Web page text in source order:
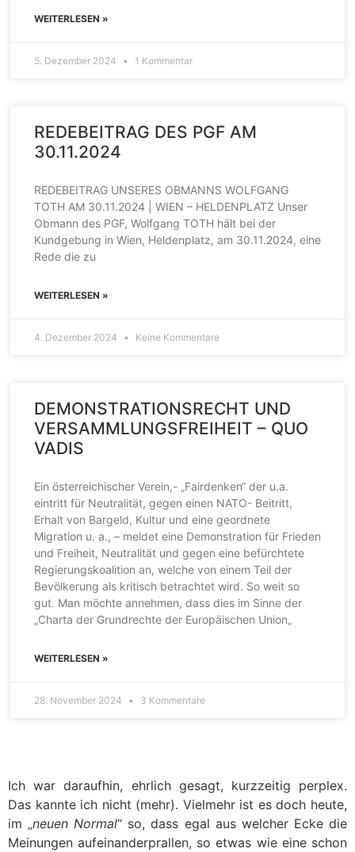
WEITERLESEN »
5. Dezember 2024 1 Kommentar
REDEBEITRAG DES PGF AM
30.11.2024
REDEBEITRAG UNSERES OBMANNS WOLFGANG
TOTH AM 30.11.2024 | WIEN – HELDENPLATZ Unser
Obmann des PGF, Wolfgang TOTH hält bei der
Kundgebung in Wien, Heldenplatz, am 30.11.2024, eine
Rede die zu
WEITERLESEN »
4. Dezember 2024 Keine Kommentare
DEMONSTRATIONSRECHT UND
VERSAMMLUNGSFREIHEIT – QUO
VADIS
Ein österreichischer Verein,- „Fairdenken“ der u.a.
eintritt für Neutralität, gegen einen NATO- Beitritt,
Erhalt von Bargeld, Kultur und eine geordnete
Migration u. a., – meldet eine Demonstration für Frieden
und Freiheit, Neutralität und gegen eine befürchtete
Regierungskoalition an, welche von einem Teil der
Bevölkerung als kritisch betrachtet wird. So weit so
gut. Man möchte annehmen, dass dies im Sinne der
„Charta der Grundrechte der Europäischen Union„
WEITERLESEN »
28. November 2024 3 Kommentare
Ich war daraufhin, ehrlich gesagt, kurzzeitig perplex.
Das kannte ich nicht (mehr). Vielmehr ist es doch heute,
im „neuen Normal“ so, dass egal aus welcher Ecke die
Meinungen aufeinanderprallen, so etwas wie eine schon